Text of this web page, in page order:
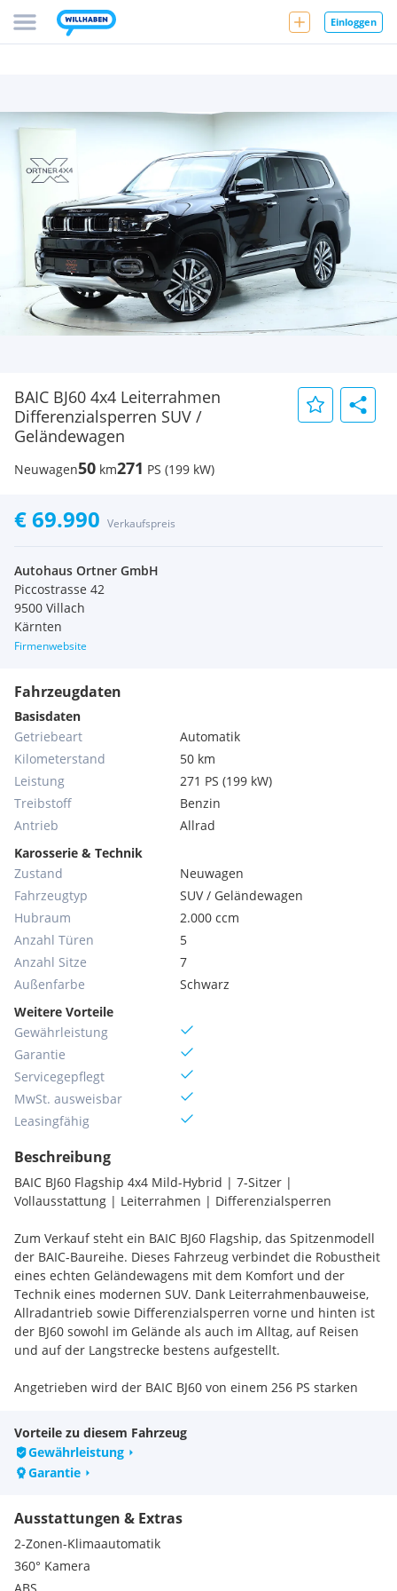
Einloggen
BAIC BJ60 4x4 Leiterrahmen
Differenzialsperren SUV /
Geländewagen
Neuwagen50 km271 PS (199 kW)
€ 69.990 Verkaufspreis
Autohaus Ortner GmbH
Piccostrasse 42
9500 Villach
Kärnten
Firmenwebsite
Fahrzeugdaten
Basisdaten
Getriebeart
Automatik
Kilometerstand
50 km
Leistung
271 PS (199 kW)
Treibstoff
Benzin
Antrieb
Allrad
Karosserie & Technik
Zustand
Neuwagen
Fahrzeugtyp
SUV / Geländewagen
Hubraum
2.000 ccm
Anzahl Türen
5
Anzahl Sitze
7
Außenfarbe
Schwarz
Weitere Vorteile
Gewährleistung
Garantie
Servicegepflegt
MwSt. ausweisbar
Leasingfähig
Beschreibung
BAIC BJ60 Flagship 4x4 Mild-Hybrid | 7-Sitzer |
Vollausstattung | Leiterrahmen | Differenzialsperren
Zum Verkauf steht ein BAIC BJ60 Flagship, das Spitzenmodell
der BAIC-Baureihe. Dieses Fahrzeug verbindet die Robustheit
eines echten Geländewagens mit dem Komfort und der
Technik eines modernen SUV. Dank Leiterrahmenbauweise,
Allradantrieb sowie Differenzialsperren vorne und hinten ist
der BJ60 sowohl im Gelände als auch im Alltag, auf Reisen
und auf der Langstrecke bestens aufgestellt.
Angetrieben wird der BAIC BJ60 von einem 256 PS starken
13, 6 PS im Sinne eines Mild-Hybrid-Systems. Das sorgt für
kraftvolle Fahrleistungen und moderne Effizienz.
Das Fahrzeug bietet 7 Sitzplätze inklusive Dreiersitzbank im
umlegen – ideal für Familie, Freizeit, Reise oder Transport.
Vollausstattung:
Vorteile zu diesem Fahrzeug
Gewährleistung
Garantie
Ausstattungen & Extras
2-Zonen-Klimaautomatik
360° Kamera